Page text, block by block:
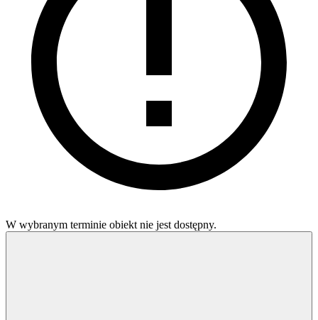
W wybranym terminie obiekt nie jest dostępny.